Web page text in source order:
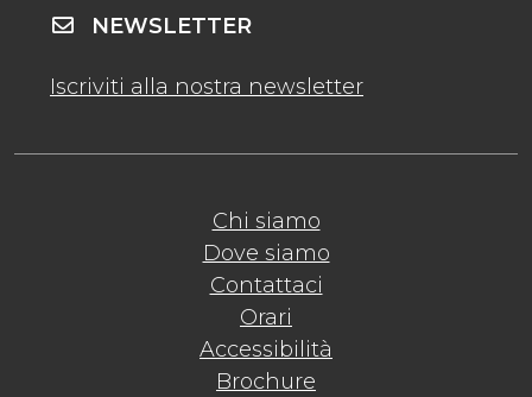
Chi siamo
Dove siamo
Contattaci
Orari
Accessibilità
Brochure
NEWSLETTER
Iscriviti alla nostra newsletter